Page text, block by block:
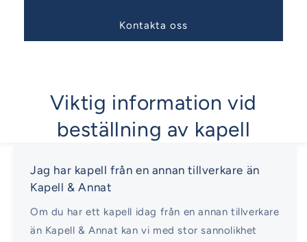
Kontakta oss
Viktig information vid
beställning av kapell
Jag har kapell från en annan tillverkare än
Kapell & Annat
Om du har ett kapell idag från en annan tillverkare
än Kapell & Annat kan vi med stor sannolikhet